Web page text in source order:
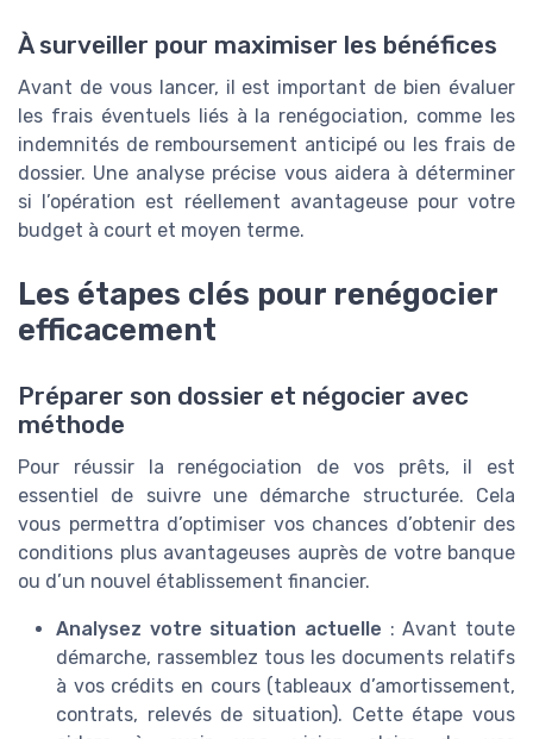
À surveiller pour maximiser les bénéfices
Avant de vous lancer, il est important de bien évaluer
les frais éventuels liés à la renégociation, comme les
indemnités de remboursement anticipé ou les frais de
dossier. Une analyse précise vous aidera à déterminer
si l’opération est réellement avantageuse pour votre
budget à court et moyen terme.
Les étapes clés pour renégocier
efficacement
Préparer son dossier et négocier avec
méthode
Pour réussir la renégociation de vos prêts, il est
essentiel de suivre une démarche structurée. Cela
vous permettra d’optimiser vos chances d’obtenir des
conditions plus avantageuses auprès de votre banque
ou d’un nouvel établissement financier.
Analysez votre situation actuelle : Avant toute
démarche, rassemblez tous les documents relatifs
à vos crédits en cours (tableaux d’amortissement,
contrats, relevés de situation). Cette étape vous